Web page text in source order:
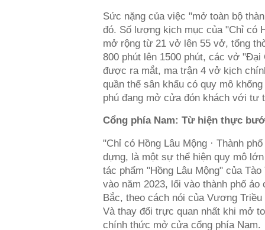
Sức nặng của việc "mở toàn bộ
đó. Số lượng kịch mục của "Chỉ có
mở rộng từ 21 vở lên 55 vở, tổng
800 phút lên 1500 phút, các vở "Đại
được ra mắt, ma trận 4 vở kịch
quần thể sân khấu có quy mô
phú đang mở cửa đón khách với tư
Cổng phía Nam: Từ hiện thực
"Chỉ có Hồng Lâu Mộng · Thành
dựng, là một sự thể hiện quy mô
tác phẩm "Hồng Lâu Mộng" của
vào năm 2023, lối vào thành phố ảo
Bắc, theo cách nói của Vương
Và thay đổi trực quan nhất khi mở
chính thức mở cửa cổng phía Nam.